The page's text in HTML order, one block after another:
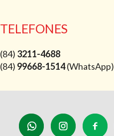
TELEFONES
(84) 3211-4688
(84) 99668-1514(WhatsApp)